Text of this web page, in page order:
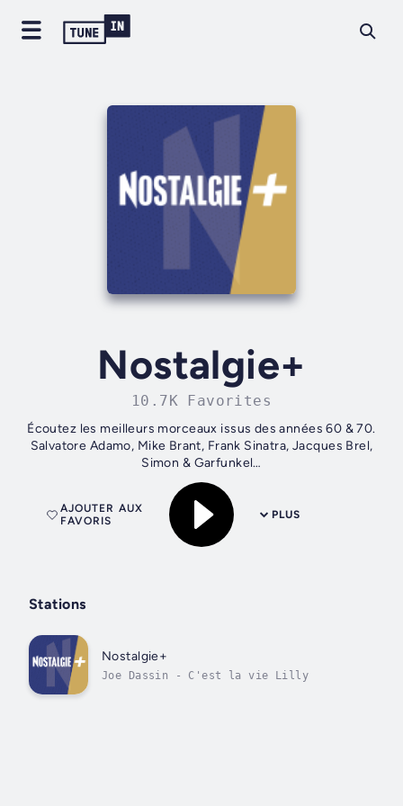
Nostalgie+
10.7K Favorites
Écoutez les meilleurs morceaux issus des années 60 & 70.
Salvatore Adamo, Mike Brant, Frank Sinatra, Jacques Brel,
Simon & Garfunkel…
PLUS
AJOUTER AUX
FAVORIS
Stations
Nostalgie+
Joe Dassin - C'est la vie Lilly